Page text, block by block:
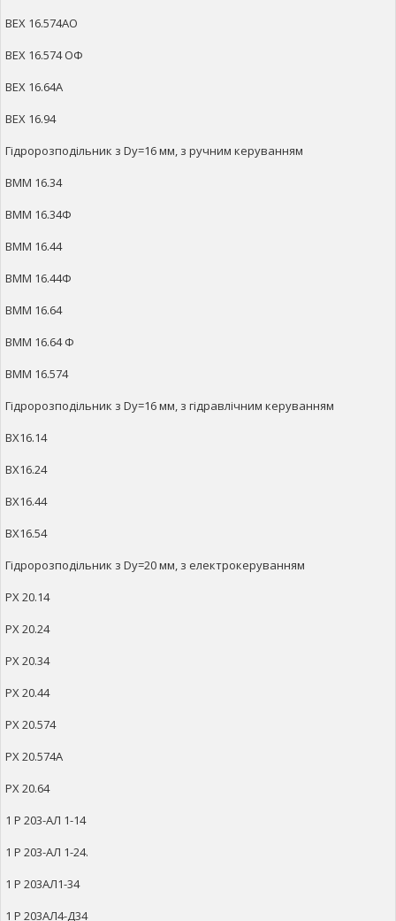
ВЕХ 16.574АO
ВЕХ 16.574 ОФ
ВЕХ 16.64А
ВЕХ 16.94
Гідророзподільник з Dy=16 мм, з ручним керуванням
ВММ 16.34
ВММ 16.34Ф
ВММ 16.44
ВММ 16.44Ф
ВММ 16.64
ВММ 16.64 Ф
ВММ 16.574
Гідророзподільник з Dy=16 мм, з гідравлічним керуванням
ВХ16.14
ВХ16.24
ВХ16.44
ВХ16.54
Гідророзподільник з Dy=20 мм, з електрокеруванням
РХ 20.14
РХ 20.24
РХ 20.34
РХ 20.44
РХ 20.574
РХ 20.574А
РХ 20.64
1 Р 203-АЛ 1-14
1 Р 203-АЛ 1-24.
1 Р 203АЛ1-34
1 Р 203АЛ4-Д34